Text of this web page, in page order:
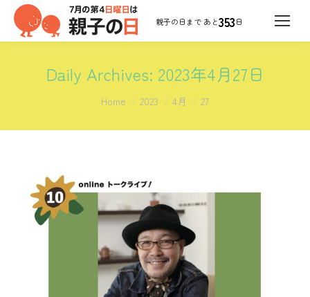
353日
Daily Archives: 2023年4月27日
You are here:
Home 2023 4月 27